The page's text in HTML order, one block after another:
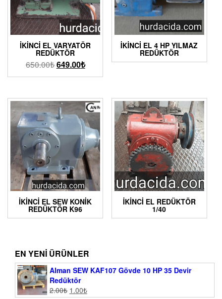
İKINCI EL VARYATÖR
REDÜKTÖR
650.00₺649.00₺
İKINCI EL 4 HP YILMAZ
REDÜKTÖR
İKINCI EL SEW KONIK
REDÜKTÖR K96
İKINCI EL REDÜKTÖR
1/40
EN YENI ÜRÜNLER
Alman SEW KAF107 Gövde 10 HP 35 Devir
Redüktör
2.00₺ 1.00₺